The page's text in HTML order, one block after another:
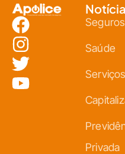
Seguros
Saúde
Serviços
Privada